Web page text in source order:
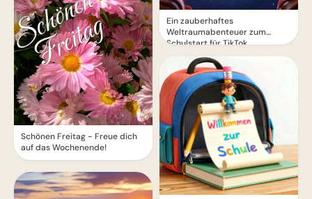
Schönen Freitag - Freue dich
auf das Wochenende!
Ein zauberhaftes
Weltraumabenteuer zum
Schulstart für TikTok